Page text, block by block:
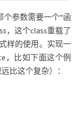
个参数需要一个“函
，这个class重载了
样的使用。实现一
，比如下面这个例
比这个复杂）：